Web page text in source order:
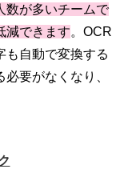
数が多いチームで
減できます。OCR
も自動で変換する
要がなくなり、